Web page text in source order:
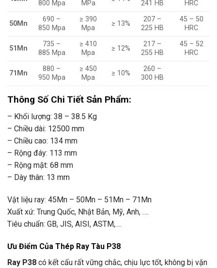
800 Mpa MPa 241 HB HRC
50Mn
690 –
850 Mpa
≥ 390
Mpa
≥ 13%
207 –
225 HB
45 – 50
HRC
51Mn
735 –
885 Mpa
≥ 410
Mpa
≥ 12%
217 –
255 HB
45 – 52
HRC
71Mn
880 –
950 Mpa
≥ 450
Mpa
≥ 10%
260 –
300 HB
Thông Số Chi Tiết Sản Phẩm:
– Khối lượng: 38 – 38.5 Kg
– Chiều dài: 12500 mm
– Chiều cao: 134 mm
– Rộng đáy: 113 mm
– Rộng mặt: 68 mm
– Dày thân: 13 mm
Vật liệu ray: 45Mn – 50Mn – 51Mn – 71Mn
Xuất xứ: Trung Quốc, Nhật Bản, Mỹ, Anh, ….
Tiêu chuẩn: GB, JIS, AISI, ASTM,….
Ưu Điểm Của Thép Ray Tàu P38
Ray P38 có kết cấu rất vững chắc, chịu lực tốt, không bị vặn